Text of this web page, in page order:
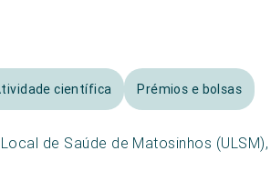
científica Prémios e bolsas
de Saúde de Matosinhos (ULSM),